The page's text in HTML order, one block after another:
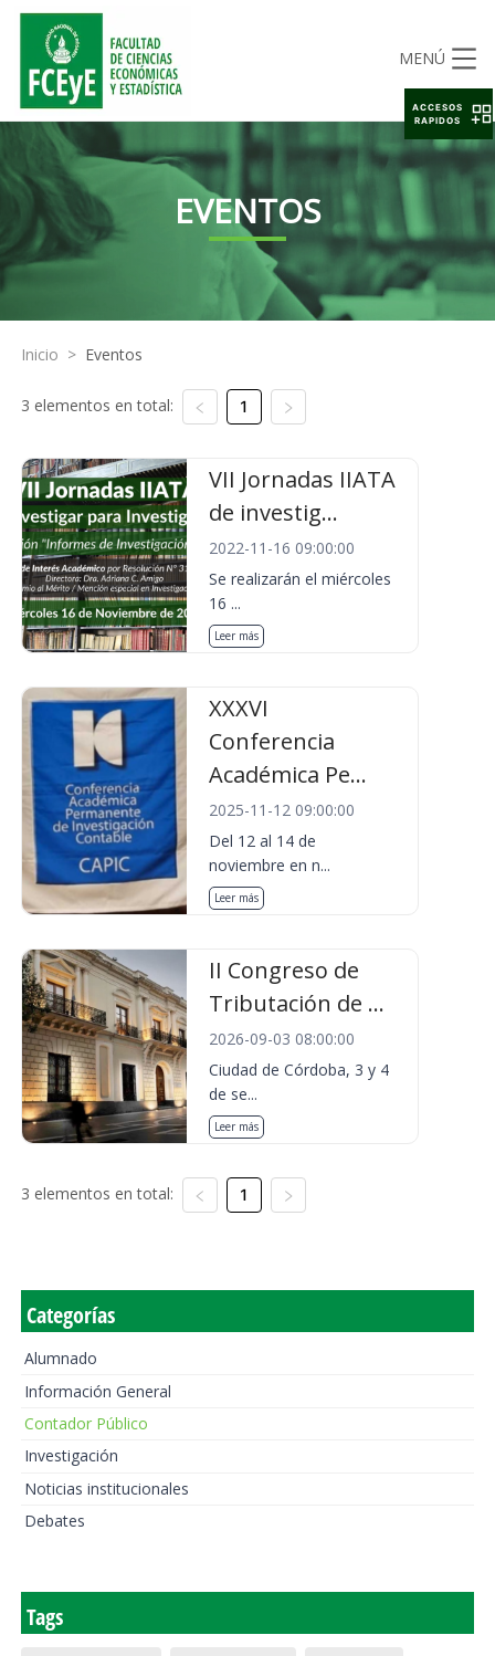
MENÚ
EVENTOS
Inicio > Eventos
3 elementos en total: 1
VII Jornadas IIATA
de investig...
2022-11-16 09:00:00
Se realizarán el miércoles
16 ...
Leer más
XXXVI
Conferencia
Académica Pe...
2025-11-12 09:00:00
Del 12 al 14 de
noviembre en n...
Leer más
II Congreso de
Tributación de ...
2026-09-03 08:00:00
Ciudad de Córdoba, 3 y 4
de se...
Leer más
3 elementos en total: 1
Categorías
Alumnado
Información General
Contador Público
Investigación
Noticias institucionales
Debates
Tags
ACCESOS
RAPIDOS